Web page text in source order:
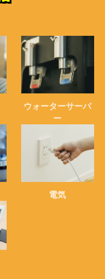
ウォーターサーバ
ー
電気